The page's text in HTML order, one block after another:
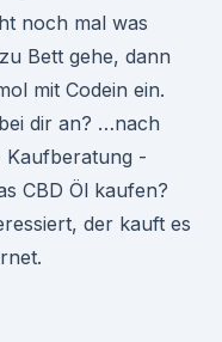
noch mal was
Bett gehe, dann
mit Codein ein.
dir an? …nach
Kaufberatung -
CBD Öl kaufen?
der kauft es